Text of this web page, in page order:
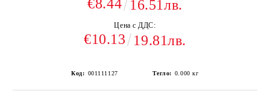
€8.44 16.51лв.
Цена с ДДС:
€10.13 19.81лв.
Код: 001111127 Тегло: 0.000 кг